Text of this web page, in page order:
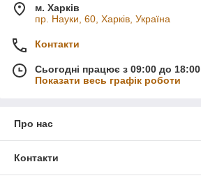
м. Харків
пр. Науки, 60, Харків, Україна
Контакти
Сьогодні працює з 09:00 до 18:00
Показати весь графік роботи
Про нас
Контакти